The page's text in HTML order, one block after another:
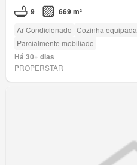
9 669 m²
Ar Condicionado Cozinha equipada
Parcialmente mobiliado
Há 30+ dias
PROPERSTAR